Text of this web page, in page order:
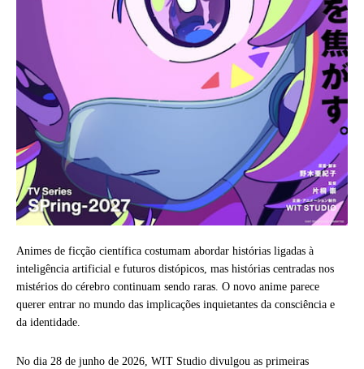
Animes de ficção científica costumam abordar histórias ligadas à
inteligência artificial e futuros distópicos, mas histórias centradas nos
mistérios do cérebro continuam sendo raras. O novo anime parece
querer entrar no mundo das implicações inquietantes da consciência e
da identidade.
No dia 28 de junho de 2026, WIT Studio divulgou as primeiras